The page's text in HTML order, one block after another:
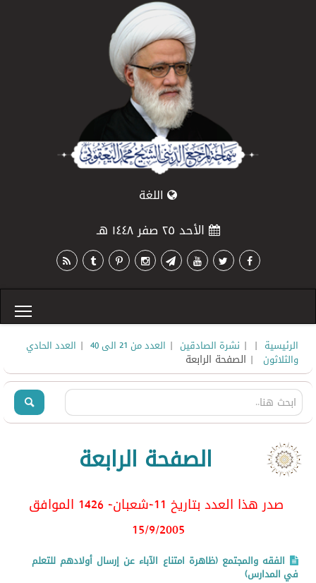
اللغة
الأحد ٢٥ صفر ١٤٤٨ هـ
الرئيسية |
| نشرة الصادقين | العدد من 21 الى 40 | العدد الحادي
والثلاثون ‏
| الصفحة الرابعة
الصفحة الرابعة
صدر هذا العدد بتاريخ 11-شعبان- 1426 الموافق
15/9/2005
الفقه والمجتمع (ظاهرة امتناع الآباء عن إرسال أولادهم للتعلم
في المدارس)